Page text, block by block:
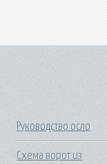
Руководство осло
Схема ворот из